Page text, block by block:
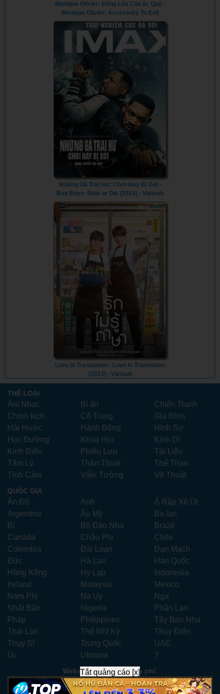
Monique Olivier: Đồng Lõa Của ác Quỷ -
Monique Olivier: Accessory To Evil
(2023) - Vietsub
Những Gã Trai Hư: Chơi Hay Bị Xơi -
Bad Boys: Ride or Die (2024) - Vietsub
Love In Translation - Love In Translation
(2023) - Vietsub
THỂ LOẠI
Âm Nhạc Bí ẩn
Chiến Tranh
Chính kịch
Cổ Trang
Gia Đình
Hài Hước
Hành Động
Hình Sự
Học Đường
Khoa Học
Kinh Dị
Kinh Điển
Phiêu Lưu
Tài Liệu
Tâm Lý
Thần Thoại
Thể Thao
Tình Cảm
Viễn Tưởng Võ Thuật
QUỐC GIA
Ấn Độ Anh
Ả Rập Xê Út
Argentina
Âu Mỹ
Ba lan
Bỉ
Bồ Đào Nha
Brazil
Canada
Châu Phi
Chile
Colombia
Đài Loan
Đan Mạch
Đức
Hà Lan
Hàn Quốc
Hồng Kông
Hy Lạp
Indonesia
Ireland
Malaysia
Mexico
Nam Phi
Na Uy
Nga
Nhật Bản
Nigeria
Phần Lan
Pháp
Philippines
Tây Ban Nha
Thái Lan
Thổ Nhĩ Kỳ
Thụy Điển
Thụy Sĩ
Trung Quốc
UAE
Úc
Ukraina Ý
Website xem phim miễn phí.
Liên hệ:xemphimhay247.com@gmail.com- Telegram:
ad247
Tắt quảng cáo [x]